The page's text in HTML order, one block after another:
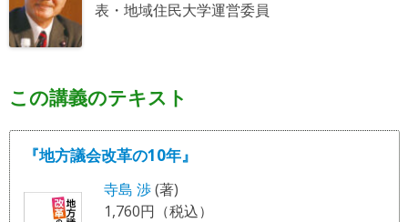
表・地域住民大学運営委員
この講義のテキスト
『地方議会改革の10年』
寺島 渉(著)
1,760円（税込）